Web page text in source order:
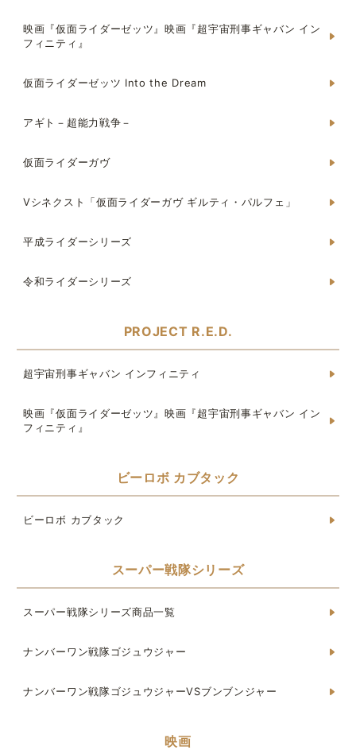
映画『仮面ライダーゼッツ』映画『超宇宙刑事ギャバン イン
フィニティ』
仮面ライダーゼッツ Into the Dream
アギト－超能力戦争－
仮面ライダーガヴ
Vシネクスト「仮面ライダーガヴ ギルティ・パルフェ」
平成ライダーシリーズ
令和ライダーシリーズ
PROJECT R.E.D.
超宇宙刑事ギャバン インフィニティ
映画『仮面ライダーゼッツ』映画『超宇宙刑事ギャバン イン
フィニティ』
ビーロボ カブタック
ビーロボ カブタック
スーパー戦隊シリーズ
スーパー戦隊シリーズ商品一覧
ナンバーワン戦隊ゴジュウジャー
ナンバーワン戦隊ゴジュウジャーVSブンブンジャー
映画